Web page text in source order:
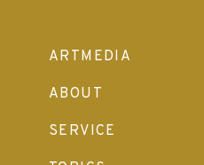
ARTMEDIA
ABOUT
SERVICE